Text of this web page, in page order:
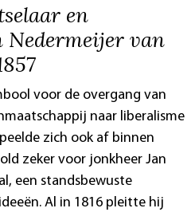
en
Nedermeijer van
voor de overgang van
naar liberalisme
zich ook af binnen
zeker voor jonkheer Jan
een standsbewuste
Al in 1816 pleitte hij